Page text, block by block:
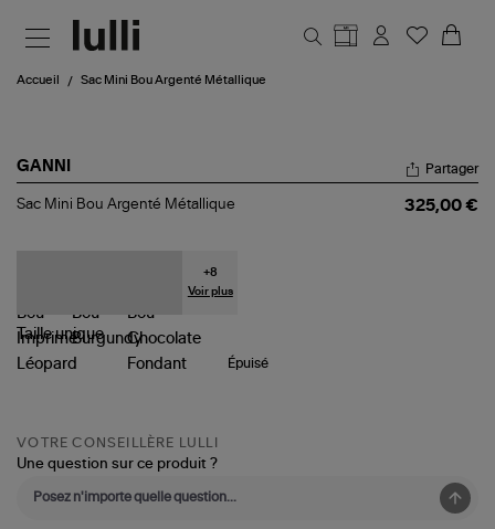
Accueil Sac Mini Bou Argenté Métallique
GANNI
Sac
Partager
Sac Mini Bou Argenté Métallique 325,00 €
+8
Voir plus
Tailleunique
Épuisé
VOTRE CONSEILLÈRE LULLI
Une question sur ce produit ?